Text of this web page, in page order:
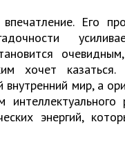
Его
хочет казаться.
внутренний мир, а
энергий,